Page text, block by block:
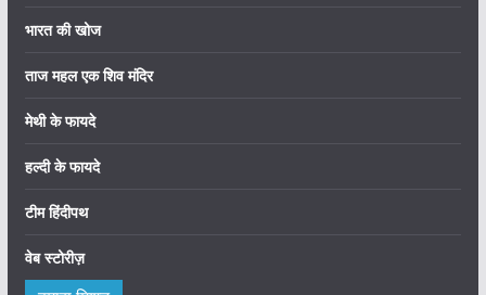
भारत की खोज
ताज महल एक शिव मंदिर
मेथी के फायदे
हल्दी के फायदे
टीम हिंदीपथ
वेब स्टोरीज़